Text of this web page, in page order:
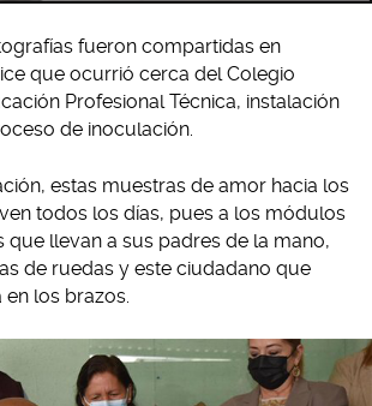
fueron compartidas en
que ocurrió cerca del Colegio
Profesional Técnica, instalación
de inoculación.
estas muestras de amor hacia los
todos los días, pues a los módulos
que llevan a sus padres de la mano,
de ruedas y este ciudadano que
los brazos.